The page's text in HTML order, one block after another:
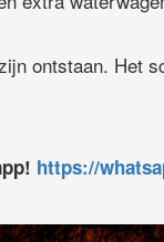
ontstaan. Het
https://